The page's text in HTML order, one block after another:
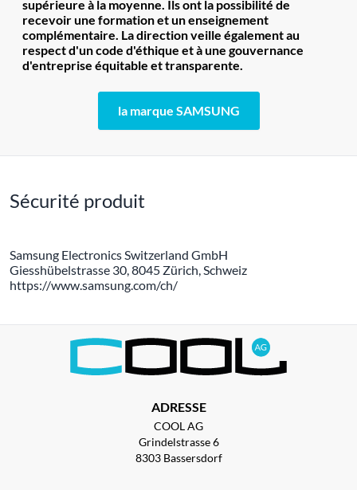
supérieure à la moyenne. Ils ont la possibilité de
recevoir une formation et un enseignement
complémentaire. La direction veille également au
respect d'un code d'éthique et à une gouvernance
d'entreprise équitable et transparente.
la marque SAMSUNG
Sécurité produit
Samsung Electronics Switzerland GmbH
Giesshübelstrasse 30, 8045 Zürich, Schweiz
https://www.samsung.com/ch/
ADRESSE
COOL AG
Grindelstrasse 6
8303 Bassersdorf